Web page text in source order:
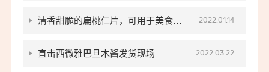
清香甜脆的扁桃仁片，可用于美食的
提味增香
2022.01.14
直击西微雅巴旦木酱发货现场 2022.03.22